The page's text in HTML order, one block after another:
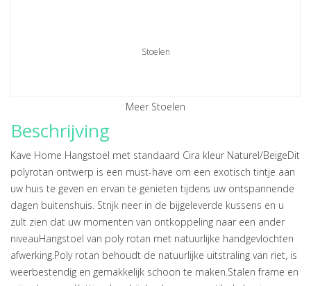
Stoelen
Meer Stoelen
Beschrijving
Kave Home Hangstoel met standaard Cira kleur Naturel/BeigeDit
polyrotan ontwerp is een must-have om een exotisch tintje aan
uw huis te geven en ervan te genieten tijdens uw ontspannende
dagen buitenshuis. Strijk neer in de bijgeleverde kussens en u
zult zien dat uw momenten van ontkoppeling naar een ander
niveauHangstoel van poly rotan met natuurlijke handgevlochten
afwerking.Poly rotan behoudt de natuurlijke uitstraling van riet, is
weerbestendig en gemakkelijk schoon te maken.Stalen frame en